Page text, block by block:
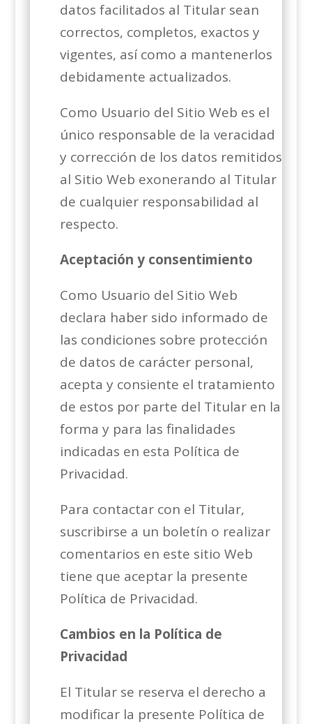
datos facilitados al Titular sean
correctos, completos, exactos y
vigentes, así como a mantenerlos
debidamente actualizados.
Como Usuario del Sitio Web es el
único responsable de la veracidad
y corrección de los datos remitidos
al Sitio Web exonerando al Titular
de cualquier responsabilidad al
respecto.
Aceptación y consentimiento
Como Usuario del Sitio Web
declara haber sido informado de
las condiciones sobre protección
de datos de carácter personal,
acepta y consiente el tratamiento
de estos por parte del Titular en la
forma y para las finalidades
indicadas en esta Política de
Privacidad.
Para contactar con el Titular,
suscribirse a un boletín o realizar
comentarios en este sitio Web
tiene que aceptar la presente
Política de Privacidad.
Cambios en la Política de
Privacidad
El Titular se reserva el derecho a
modificar la presente Política de